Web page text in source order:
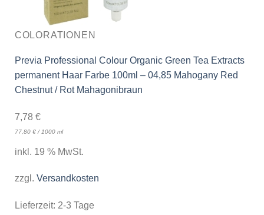
COLORATIONEN
Previa Professional Colour Organic Green Tea Extracts
permanent Haar Farbe 100ml – 04,85 Mahogany Red
Chestnut / Rot Mahagonibraun
7,78 €
77,80 €/ 1000 ml
inkl. 19 % MwSt.
zzgl. Versandkosten
Lieferzeit: 2-3 Tage